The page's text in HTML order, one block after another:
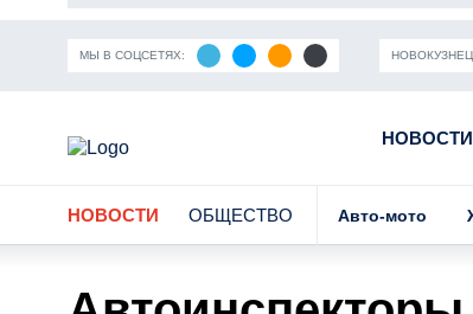
МЫ В СОЦСЕТЯХ:
НОВОСТИ
Кузбасса Пандемия коронавирусной инфекции
НОВОСТИ ОБЩЕСТВО Авто-мото